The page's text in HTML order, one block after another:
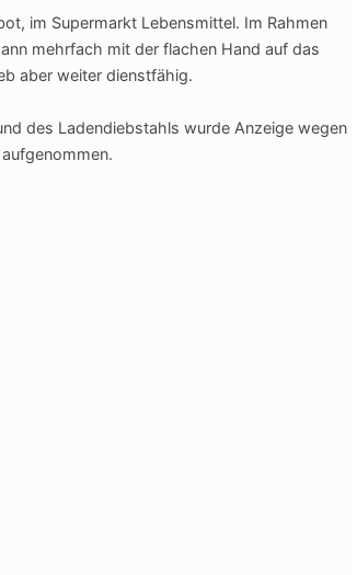
im Supermarkt Lebensmittel. Im Rahmen
mehrfach mit der flachen Hand auf das
aber weiter dienstfähig.
des Ladendiebstahls wurde Anzeige wegen